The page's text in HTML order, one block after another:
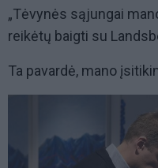
„Tėvynės sąjungai
reikėtų baigti su
Ta pavardė, mano